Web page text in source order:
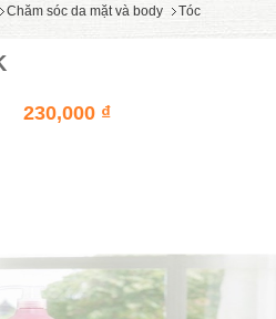
Chăm sóc da mặt và body Tóc
230,000 ₫